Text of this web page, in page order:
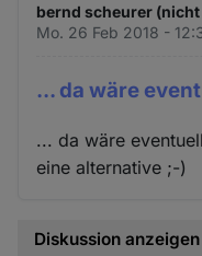
bernd scheurer
Mo. 26 Feb 2018 -
... da wäre
... da wäre
eine alternative ;-)
Diskussion anzeigen